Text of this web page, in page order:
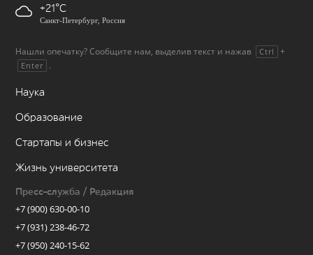
+21
Санкт-Петербург, Россия
Нашли опечатку? Сообщите нам, выделив текст и нажав Ctrl +
Enter .
Наука
Образование
Стартапы и бизнес
Жизнь университета
Пресс-служба / Редакция
+7 (900) 630-00-10
+7 (931) 238-46-72
+7 (950) 240-15-62